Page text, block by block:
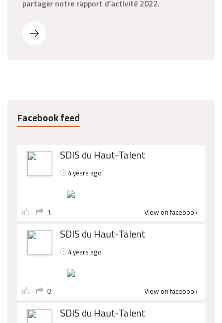
partager notre rapport d’activité 2022.
Facebook feed
SDIS du Haut-Talent
4 years ago
1 View on facebook
SDIS du Haut-Talent
4 years ago
0 View on facebook
SDIS du Haut-Talent